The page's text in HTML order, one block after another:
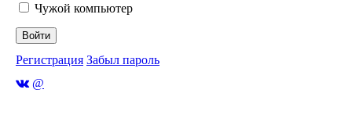
Чужой компьютер
Войти
Регистрация Забыл пароль
@